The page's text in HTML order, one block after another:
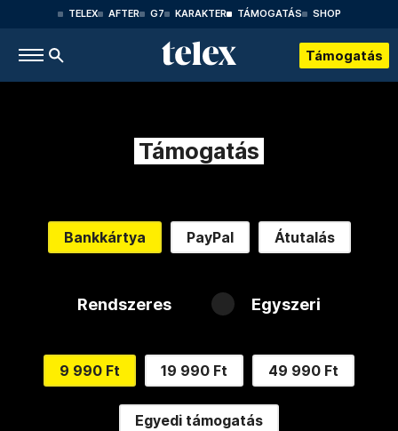
TELEX AFTER G7 KARAKTER TÁMOGATÁS SHOP
Támogatás
Támogatás
Bankkártya PayPal Átutalás
Rendszeres Egyszeri
9 990 Ft 19 990 Ft 49 990 Ft
Egyedi támogatás